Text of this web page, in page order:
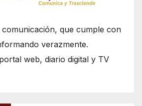
que cumple con
verazmente.
web, diario digital y TV